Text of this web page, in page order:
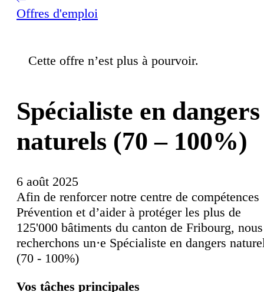
Offres d'emploi
Cette offre n’est plus à pourvoir.
Spécialiste en dangers
naturels (70 – 100%)
6 août 2025
Afin de renforcer notre centre de compétences
Prévention et d’aider à protéger les plus de
125'000 bâtiments du canton de Fribourg, nous
recherchons un·e Spécialiste en dangers
(70 - 100%)
Vos tâches principales